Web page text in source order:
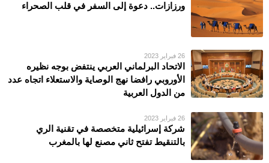
ورزازات.. دعوة إلى السفر في قلب الصحراء
26 فبراير 2023
الاتحاد البرلماني العربي ينتفض بوجه نظيره
الأوروبي رافضا نهج الوصاية والاستعلاء اتجاه عدد
من الدول العربية
26 فبراير 2023
شركة إسرائيلية متخصصة في تقنية الري
بالتنقيط تفتح ثاني مصنع لها بالمغرب